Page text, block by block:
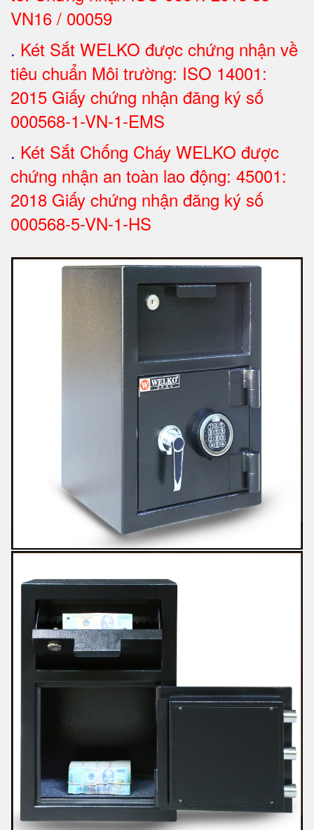
VN16 / 00059
. Két Sắt WELKO được chứng nhận về
tiêu chuẩn Môi trường: ISO 14001:
2015 Giấy chứng nhận đăng ký số
000568-1-VN-1-EMS
. Két Sắt Chống Cháy WELKO được
chứng nhận an toàn lao động: 45001:
2018 Giấy chứng nhận đăng ký số
000568-5-VN-1-HS